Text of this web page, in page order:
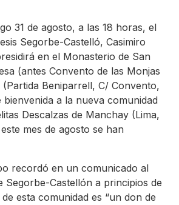
31 de agosto, a las 18 horas, el
Segorbe-Castelló, Casimiro
en el Monasterio de San
(antes Convento de las Monjas
(Partida Beniparrell, C/ Convento,
bienvenida a la nueva comunidad
Descalzas de Manchay (Lima,
mes de agosto se han
recordó en un comunicado al
Segorbe-Castellón a principios de
esta comunidad es “un don de